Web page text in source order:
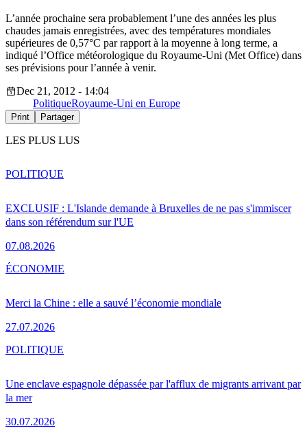
L’année prochaine sera probablement l’une des années les plus
chaudes jamais enregistrées, avec des températures mondiales
supérieures de 0,57°C par rapport à la moyenne à long terme, a
indiqué l’Office météorologique du Royaume-Uni (Met Office) dans
ses prévisions pour l’année à venir.
Dec 21, 2012 - 14:04
PolitiqueRoyaume-Uni en Europe
Print Partager
LES PLUS LUS
EXCLUSIF : L'Islande demande à Bruxelles de ne pas s'immiscer
dans son référendum sur l'UE
07.08.2026
POLITIQUE
Merci la Chine : elle a sauvé l’économie mondiale
27.07.2026
ÉCONOMIE
Une enclave espagnole dépassée par l'afflux de migrants arrivant par
la mer
30.07.2026
POLITIQUE